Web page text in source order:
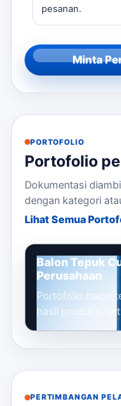
pesanan.
Minta
PORTOFOLIO
Portofolio
Dokumentasi
dengan kategori
Lihat Semua
Balon Tepuk
Perusahaan
Portofolio balon
hasil produksi
mulai dari
PERTIMBANGAN